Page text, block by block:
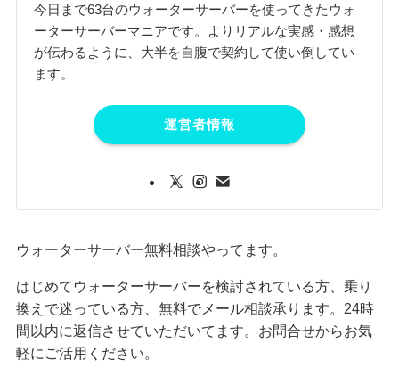
今日まで63台のウォーターサーバーを使ってきたウォ
ーターサーバーマニアです。よりリアルな実感・感想
が伝わるように、大半を自腹で契約して使い倒してい
ます。
運営者情報
ウォーターサーバー無料相談やってます。
はじめてウォーターサーバーを検討されている方、乗り
換えで迷っている方、無料でメール相談承ります。24時
間以内に返信させていただいてます。お問合せからお気
軽にご活用ください。